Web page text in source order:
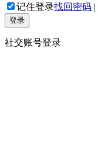
记住登录找回密码 |
登录
社交账号登录